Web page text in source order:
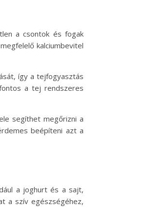
a csontok és fogak
kalciumbevitel
így a tejfogyasztás
a tej rendszeres
segíthet megőrizni a
beépíteni azt a
a joghurt és a sajt,
a szív egészségéhez,